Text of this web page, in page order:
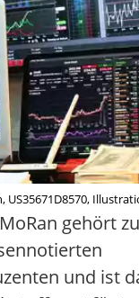
US35671D8570,
gehört
und ist